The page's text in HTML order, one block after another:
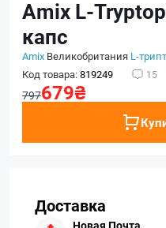
Amix L-
капс
Amix Великобритания L-
Код товара:819249 15
797679₴
Доставка